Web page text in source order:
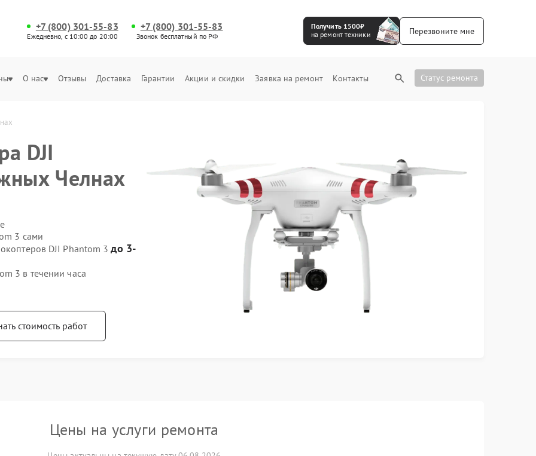
+7 (800) 301-55-83
Ежедневно, с 10:00 до 20:00
+7 (800) 301-55-83
Звонок бесплатный по РФ
Получить 1500₽
на ремонт техники
Перезвоните мне
О нас Отзывы Доставка Гарантии Акции и скидки Заявка на ремонт Контакты Статус ремонта
DJI
Челнах
3 сами
DJI Phantom 3до 3-
3 в течении часа
стоимость работ
Цены на услуги ремонта